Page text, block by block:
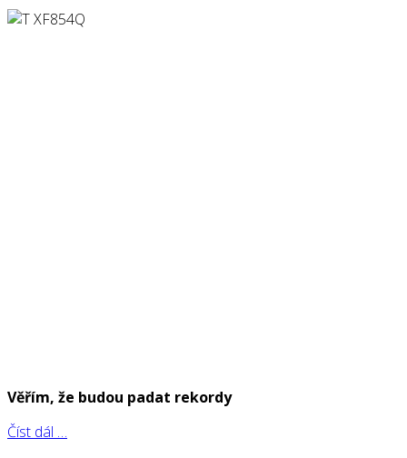
Věřím, že budou padat rekordy
Číst dál …